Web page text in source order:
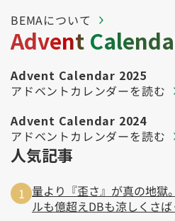
BEMAについて
Advent
Advent Calendar 2025
アドベントカレンダーを読む
Advent Calendar 2024
アドベントカレンダーを読む
人気記事
量より『歪さ』が真の地獄
ルも億超えDBも涼しくさば